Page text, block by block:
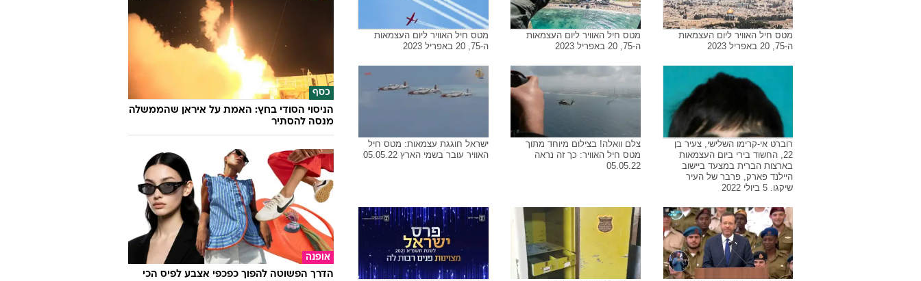
מטס חיל האוויר ליום העצמאות
ה-75, 20 באפריל 2023
מטס חיל האוויר ליום העצמאות
ה-75, 20 באפריל 2023
מטס חיל האוויר ליום העצמאות
ה-75, 20 באפריל 2023
רוברט אי-קרימו השלישי, צעיר בן
22, החשוד בירי ביום העצמאות
בארצות הברית במצעד ביישוב
היילנד פארק, פרבר של העיר
שיקגו. 5 ביולי 2022
צלם וואלה! בצילום מיוחד מתוך
מטס חיל האוויר: כך זה נראה
05.05.22
ישראל חוגגת עצמאות: מטס חיל
האוויר עובר בשמי הארץ 05.05.22
כסף
הניסוי הסודי בחץ: האמת על איראן שהממשלה
מנסה להסתיר
אופנה
הדרך הפשוטה להפוך כפכפי אצבע לפיס הכי